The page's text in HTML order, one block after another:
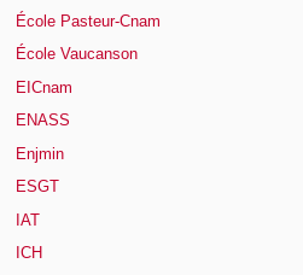
École Pasteur-Cnam
École Vaucanson
EICnam
ENASS
Enjmin
ESGT
IAT
ICH